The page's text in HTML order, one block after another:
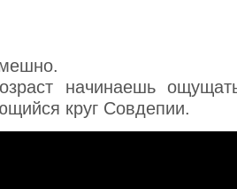
начинаешь
круг Совдепии.